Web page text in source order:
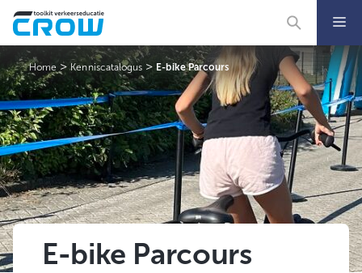
naar
inhoud
Home>Kenniscatalogus >E-bike Parcours
E-bike Parcours